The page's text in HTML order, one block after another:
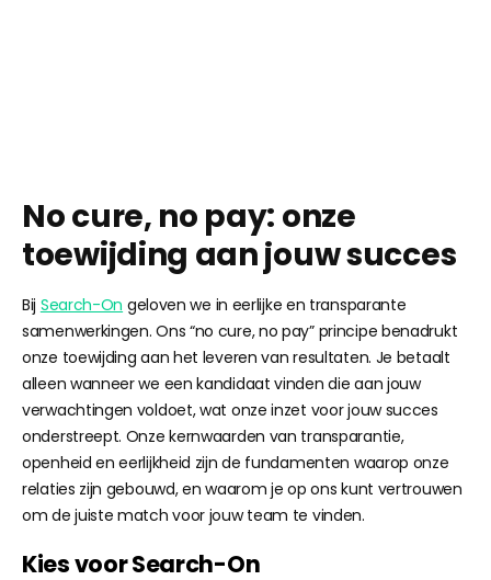
No cure, no pay: onze
toewijding aan jouw succes
Bij Search-On geloven we in eerlijke en transparante
samenwerkingen. Ons “no cure, no pay” principe benadrukt
onze toewijding aan het leveren van resultaten. Je betaalt
alleen wanneer we een kandidaat vinden die aan jouw
verwachtingen voldoet, wat onze inzet voor jouw succes
onderstreept. Onze kernwaarden van transparantie,
openheid en eerlijkheid zijn de fundamenten waarop onze
relaties zijn gebouwd, en waarom je op ons kunt vertrouwen
om de juiste match voor jouw team te vinden.
Kies voor Search-On